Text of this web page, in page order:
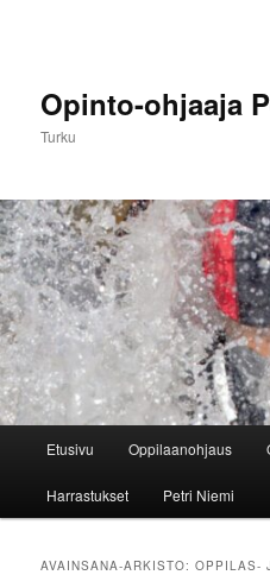
Opinto-ohjaaja
Turku
Etusivu Oppilaanohjaus
Harrastukset Petri Niemi
AVAINSANA-ARKISTO:OPPILAS-